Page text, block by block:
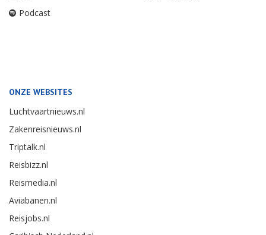
Podcast
ONZE WEBSITES
Luchtvaartnieuws.nl
Zakenreisnieuws.nl
Triptalk.nl
Reisbizz.nl
Reismedia.nl
Aviabanen.nl
Reisjobs.nl